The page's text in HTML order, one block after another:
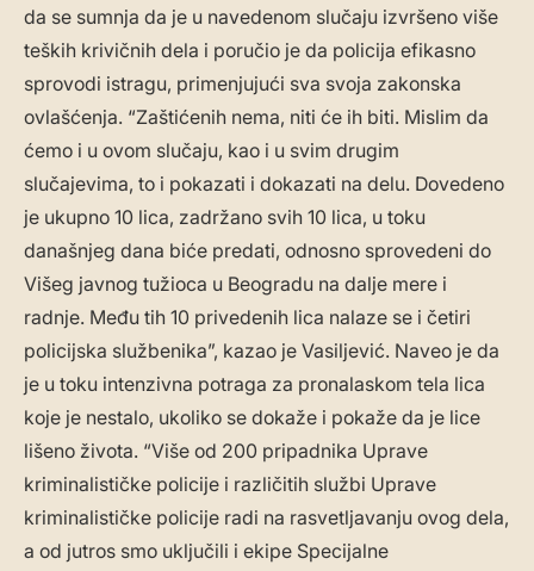
da se sumnja da je u navedenom slučaju izvršeno više
teških krivičnih dela i poručio je da policija efikasno
sprovodi istragu, primenjujući sva svoja zakonska
ovlašćenja. “Zaštićenih nema, niti će ih biti. Mislim da
ćemo i u ovom slučaju, kao i u svim drugim
slučajevima, to i pokazati i dokazati na delu. Dovedeno
je ukupno 10 lica, zadržano svih 10 lica, u toku
današnjeg dana biće predati, odnosno sprovedeni do
Višeg javnog tužioca u Beogradu na dalje mere i
radnje. Među tih 10 privedenih lica nalaze se i četiri
policijska službenika”, kazao je Vasiljević. Naveo je da
je u toku intenzivna potraga za pronalaskom tela lica
koje je nestalo, ukoliko se dokaže i pokaže da je lice
lišeno života. “Više od 200 pripadnika Uprave
kriminalističke policije i različitih službi Uprave
kriminalističke policije radi na rasvetljavanju ovog dela,
a od jutros smo uključili i ekipe Specijalne